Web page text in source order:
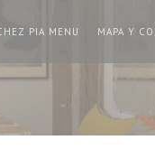
EN UNA NUEVA VENTANA))
PIA MENU ((ABRE EN
MAPA Y